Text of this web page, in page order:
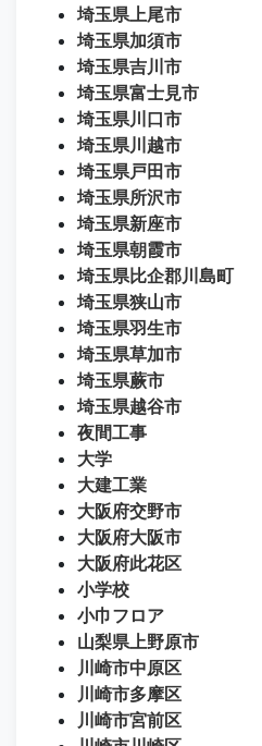
埼玉県上尾市
埼玉県加須市
埼玉県吉川市
埼玉県富士見市
埼玉県川口市
埼玉県川越市
埼玉県戸田市
埼玉県所沢市
埼玉県新座市
埼玉県朝霞市
埼玉県比企郡川島町
埼玉県狭山市
埼玉県羽生市
埼玉県草加市
埼玉県蕨市
埼玉県越谷市
夜間工事
大学
大建工業
大阪府交野市
大阪府大阪市
大阪府此花区
小学校
小巾フロア
山梨県上野原市
川崎市中原区
川崎市多摩区
川崎市宮前区